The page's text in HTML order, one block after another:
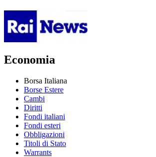
Economia
Borsa Italiana
Borse Estere
Cambi
Diritti
Fondi italiani
Fondi esteri
Obbligazioni
Titoli di Stato
Warrants